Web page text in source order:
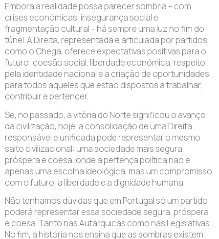
Embora a realidade possa parecer sombria – com
crises económicas, insegurança social e
fragmentação cultural – há sempre uma luz no fim do
túnel. A Direita, representada e articulada por partidos
como o Chega, oferece expectativas positivas para o
futuro: coesão social, liberdade económica, respeito
pela identidade nacional e a criação de oportunidades
para todos aqueles que estão dispostos a trabalhar,
contribuir e pertencer.
Se, no passado, a vitória do Norte significou o avanço
da civilização, hoje, a consolidação de uma Direita
responsável e unificada pode representar o mesmo
salto civilizacional: uma sociedade mais segura,
próspera e coesa, onde a pertença política não é
apenas uma escolha ideológica, mas um compromisso
com o futuro, a liberdade e a dignidade humana.
Não tenhamos dúvidas que em Portugal só um partido
poderá representar essa sociedade segura, próspera
e coesa. Tanto nas Autárquicas como nas Legislativas.
No fim, a história nos ensina que as sombras existem